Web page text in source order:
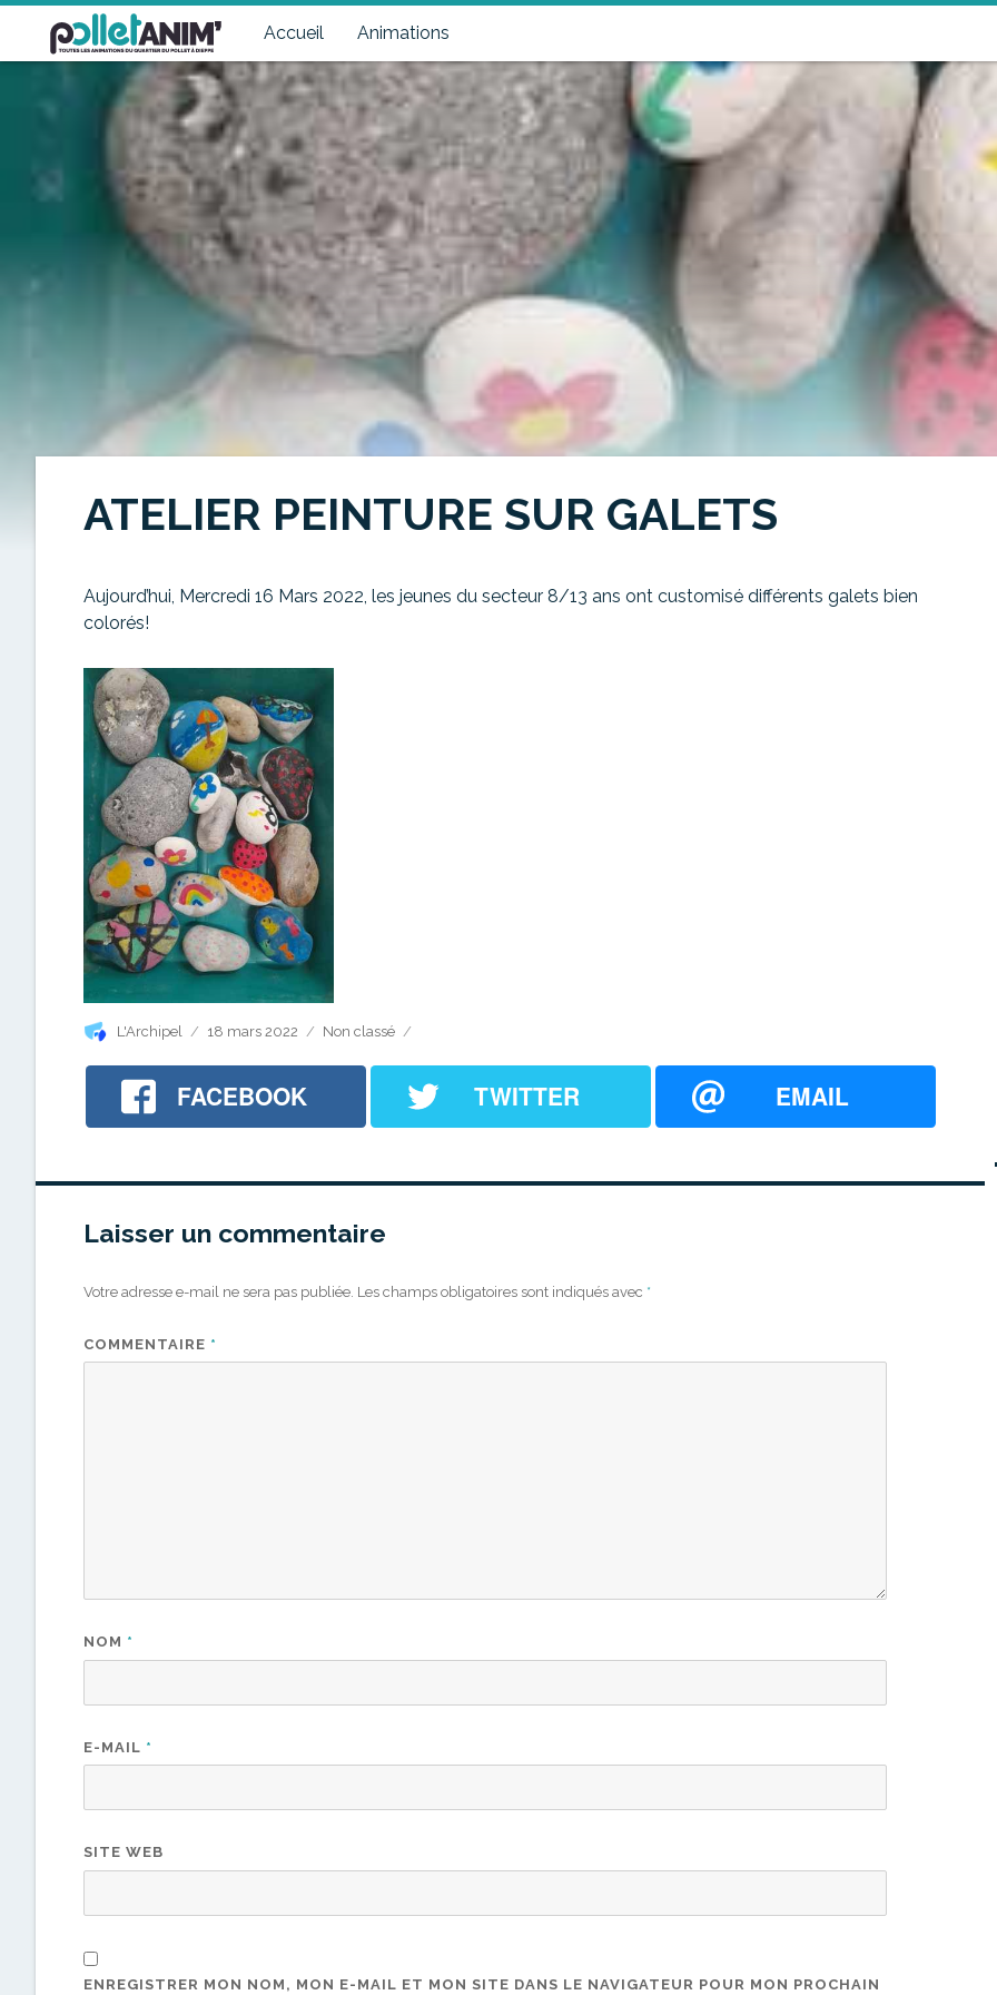
Accueil Animations
Pollet Anim'
Toutes les animations du quartier du Pollet à Dieppe
ATELIER PEINTURE SUR GALETS
Aujourd’hui, Mercredi 16 Mars 2022, les jeunes du secteur 8/13 ans ont customisé différents galets bien
colorés!
Auteur
L'Archipel
Publié
18 mars 2022 Catégories
Non classé
FACEBOOK TWITTER EMAIL
Laisser un commentaire
Votre adresse e-mail ne sera pas publiée. Les champs obligatoires sont indiqués avec *
COMMENTAIRE *
NOM *
E-MAIL *
SITE WEB
ENREGISTRER MON NOM, MON E-MAIL ET MON SITE DANS LE NAVIGATEUR POUR MON PROCHAIN